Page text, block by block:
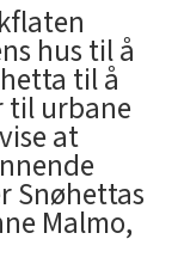
hus til å
til å
til urbane
at
Snøhettas
Malmo,